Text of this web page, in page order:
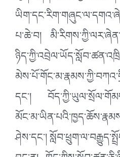
པ་ཆེ་བ།
དང་།
ཤེས་དང་།